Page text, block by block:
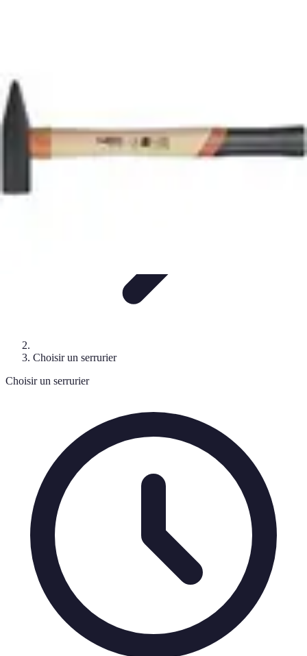
Choisir un serrurier
Choisir un serrurier